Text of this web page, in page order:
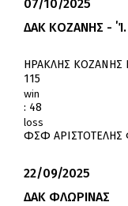
07/10/2025
ΔΑΚ ΚΟΖΑΝΗΣ -
ΗΡΑΚΛΗΣ ΚΟΖΑΝΗΣ
115
win
: 48
loss
ΦΣΦ ΑΡΙΣΤΟΤΕΛΗΣ
22/09/2025
ΔΑΚ ΦΛΩΡΙΝΑΣ